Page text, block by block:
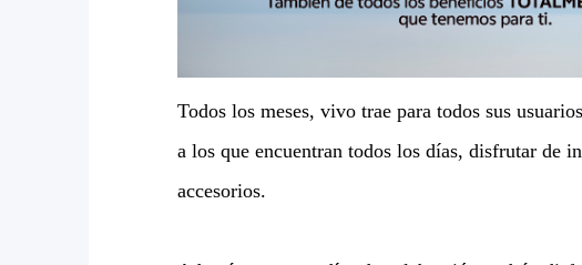
Todos los meses, vivo trae para todos sus
a los que encuentran todos los días, disfrutar de
accesorios.